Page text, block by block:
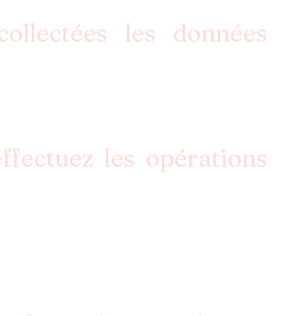
les données
les opérations